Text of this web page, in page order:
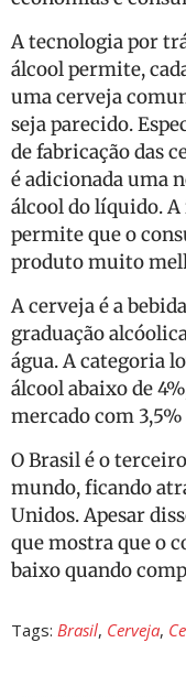
A tecnologia por
álcool permite,
uma cerveja
seja parecido.
de fabricação das
é adicionada uma
álcool do líquido.
permite que o
produto muito
A cerveja é a
graduação
água. A categoria
álcool abaixo de
mercado com
O Brasil é o
mundo, ficando
Unidos. Apesar
que mostra que o
baixo quando
Tags: Brasil, Cerveja,